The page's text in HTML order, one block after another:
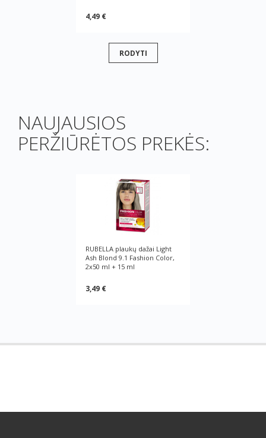
4,49 €
RODYTI
NAUJAUSIOS
PERŽIŪRĖTOS PREKĖS:
RUBELLA plaukų dažai Light
Ash Blond 9.1 Fashion Color,
2x50 ml + 15 ml
3,49 €